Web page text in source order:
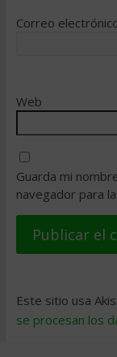
Correo
Web
Guarda mi
navegador para
Este sitio usa
se procesan los